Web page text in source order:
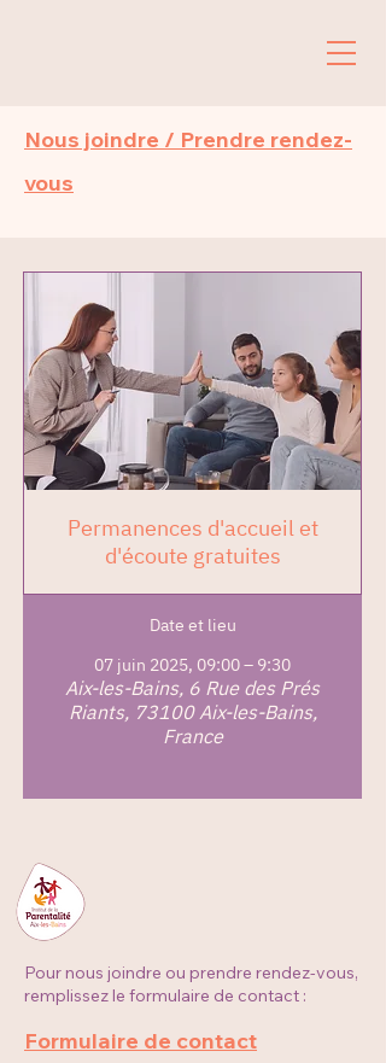
Nous joindre / Prendre rendez-
vous
Permanences d'accueil et
d'écoute gratuites
Date et lieu
07 juin 2025, 09:00 – 9:30
Aix-les-Bains, 6 Rue des Prés
Riants, 73100 Aix-les-Bains,
France
Pour nous joindre ou prendre rendez-vous,
remplissez le formulaire de contact :
Formulaire de contact